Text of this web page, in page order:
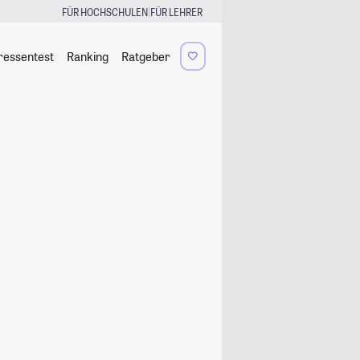
FÜR HOCHSCHULEN|FÜR LEHRER
Ranking Ratgeber